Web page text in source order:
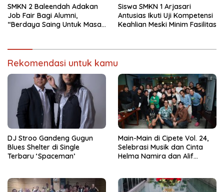
Spesial
SMKN 2 Baleendah Adakan
Job Fair Bagi Alumni,
“Berdaya Saing Untuk Masa
Siswa SMKN 1 Arjasari
Antusias Ikuti Uji Kompetensi
Keahlian Meski Minim Fasilitas
Rekomendasi untuk kamu
DJ Stroo Gandeng Gugun
Blues Shelter di Single
Terbaru ‘Spaceman’
Main-Main di Cipete Vol. 24,
Selebrasi Musik dan Cinta
Helma Namira dan Alif